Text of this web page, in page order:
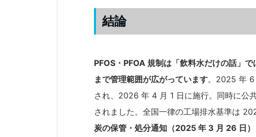
結論
PFOS・PFOA 規制は「飲料水だけの話」
まで管理範囲が広がっています。2025 年
され、2026 年 4 月 1 日に施行。同時に公
されました。全国一律の工場排水基準は
炭の保管・処分通知（2025 年 3 月 26 日）